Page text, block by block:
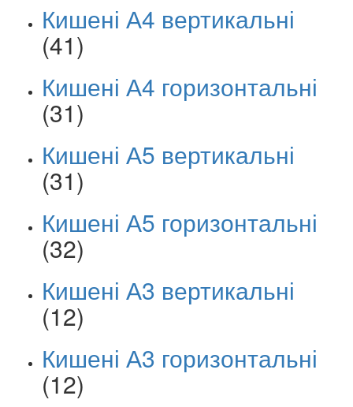
Кишені А4 вертикальні
(41)
Кишені А4 горизонтальні
(31)
Кишені А5 вертикальні
(31)
Кишені А5 горизонтальні
(32)
Кишені А3 вертикальні
(12)
Кишені А3 горизонтальні
(12)